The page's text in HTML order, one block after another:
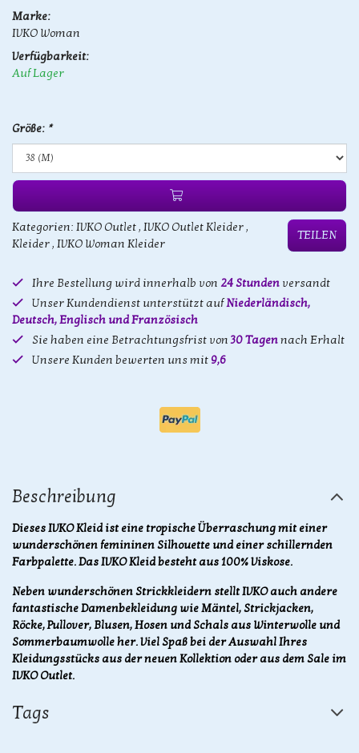
Marke:
IVKO Woman
Verfügbarkeit:
Auf Lager
Größe: *
Kategorien: IVKO Outlet, IVKO Outlet Kleider,
Kleider, IVKO Woman Kleider
TEILEN
Ihre Bestellung wird innerhalb von 24 Stunden versandt
Unser Kundendienst unterstützt aufNiederländisch,
Deutsch, Englisch und Französisch
Sie haben eine Betrachtungsfrist von30 Tagennach Erhalt
Unsere Kunden bewerten uns mit 9,6
Beschreibung
Dieses IVKO Kleid ist eine tropische Überraschung mit einer
wunderschönen femininen Silhouette und einer schillernden
Farbpalette. Das IVKO Kleid besteht aus 100% Viskose.
Neben wunderschönen Strickkleidern stellt IVKO auch andere
fantastische Damenbekleidung wie Mäntel, Strickjacken,
Röcke, Pullover, Blusen, Hosen und Schals aus Winterwolle und
Sommerbaumwolle her. Viel Spaß bei der Auswahl Ihres
Kleidungsstücks aus der neuen Kollektion oder aus dem Sale im
IVKO Outlet.
Tags